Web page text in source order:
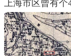
上海市区曾有